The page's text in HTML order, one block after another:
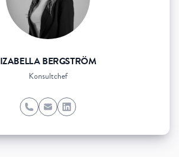
IZABELLA BERGSTRÖM
Konsultchef
PhoneEmailLinkedIn